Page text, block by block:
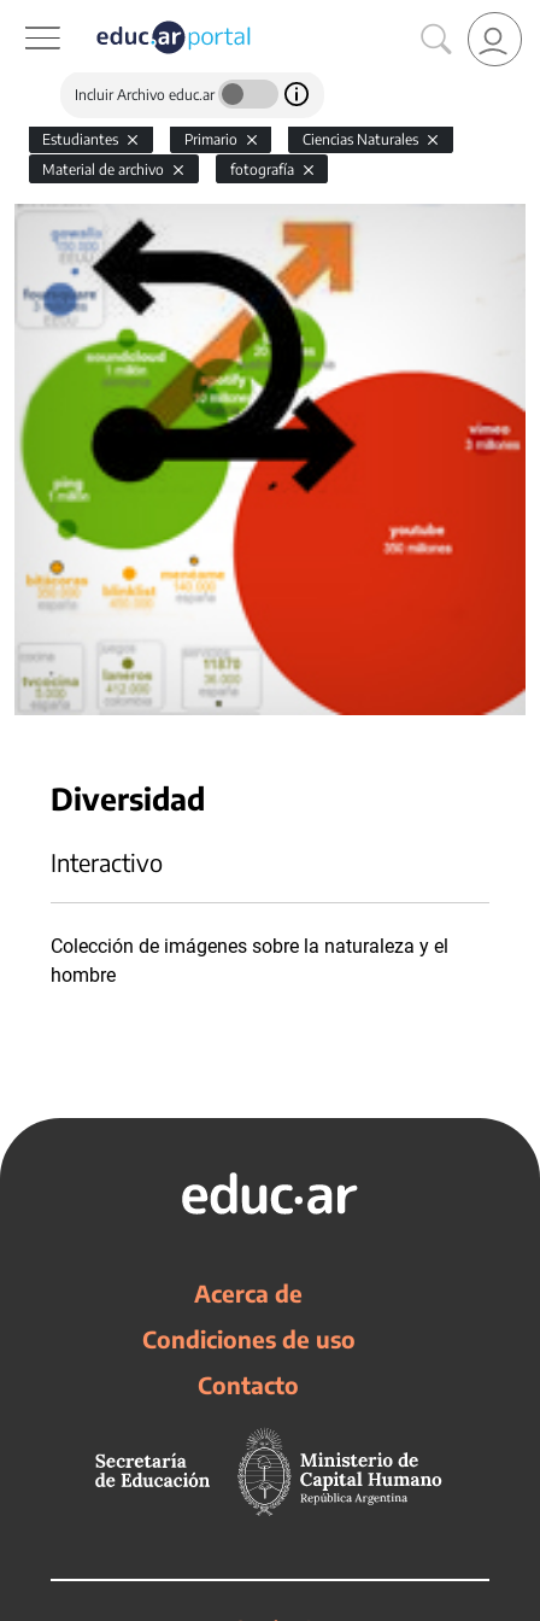
Incluir Archivo educ.ar
Estudiantes Primario
Ciencias Naturales
Material de archivo
fotografía
Diversidad
Interactivo
Colección de imágenes sobre la naturaleza y el
hombre
Acerca de
Condiciones de uso
Contacto